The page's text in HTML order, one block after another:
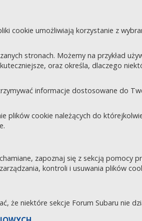
cookie umożliwiają korzystanie z
stronach. Możemy na przykład
oraz określa, dlaczego
informacje dostosowane do
plików cookie należących do
zapoznaj się z sekcją
kontroli i usuwania plików
że niektóre sekcje Forum Subaru nie